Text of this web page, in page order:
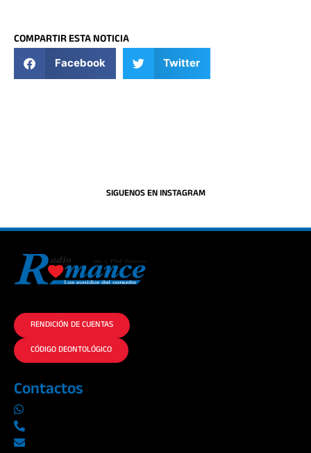
COMPARTIR ESTA NOTICIA
Facebook Twitter
SIGUENOS EN INSTAGRAM
RENDICIÓN DE CUENTAS
CÓDIGO DEONTOLÓGICO
Contactos